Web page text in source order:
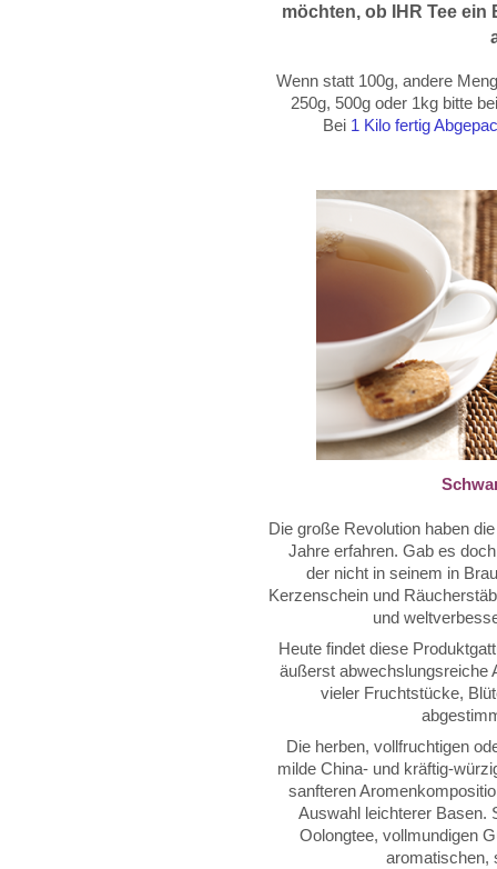
möchten, ob IHR Tee ein
Wenn statt 100g, andere
250g, 500g oder 1kg bitte
Bei 1 Kilo fertig
Die große Revolution haben
Jahre erfahren. Gab es
der nicht in seinem in
Kerzenschein und
und
Heute findet diese
äußerst abwechslungsreiche
vieler Fruchtstücke,
Die herben, vollfruchtigen
milde China- und kräftig-
sanfteren
Auswahl leichterer Basen.
Oolongtee, vollmundigen
aromatischen,